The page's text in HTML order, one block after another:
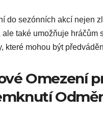
do sezónních akcí nejen
ale také umožňuje hráčům
které mohou být
Omezení